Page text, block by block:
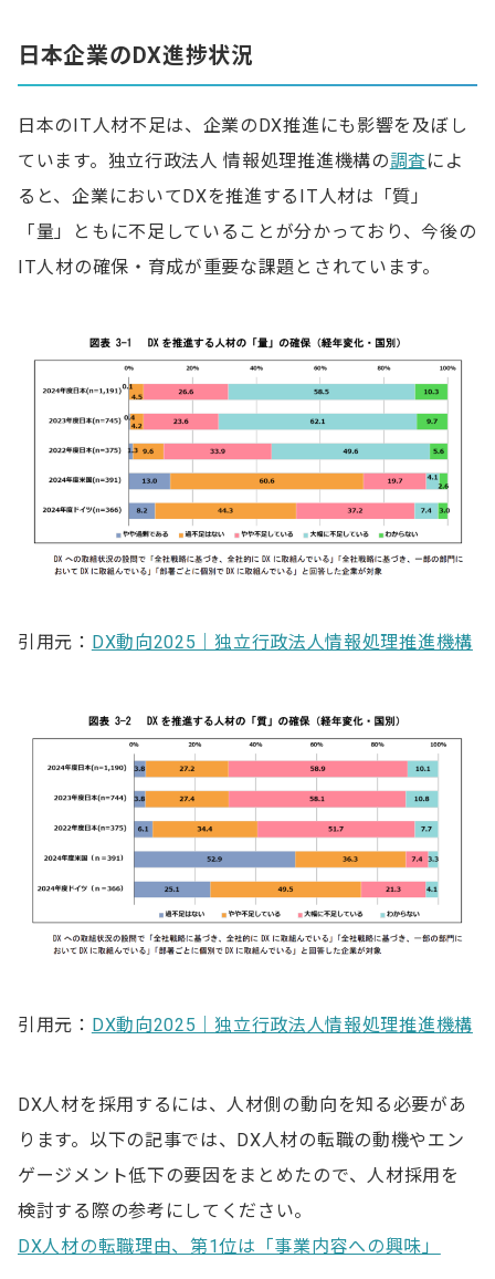
日本企業のDX進捗状況
日本のIT人材不足は、企業のDX推進にも影響を及ぼし
ています。独立行政法人 情報処理推進機構の調査によ
ると、企業においてDXを推進するIT人材は「質」
「量」ともに不足していることが分かっており、今後の
IT人材の確保・育成が重要な課題とされています。
引用元： DX動向2025｜独立行政法人情報処理推進機構
引用元： DX動向2025｜独立行政法人情報処理推進機構
DX人材を採用するには、人材側の動向を知る必要があ
ります。以下の記事では、DX人材の転職の動機やエン
ゲージメント低下の要因をまとめたので、人材採用を
検討する際の参考にしてください。
DX人材の転職理由、第1位は「事業内容への興味」